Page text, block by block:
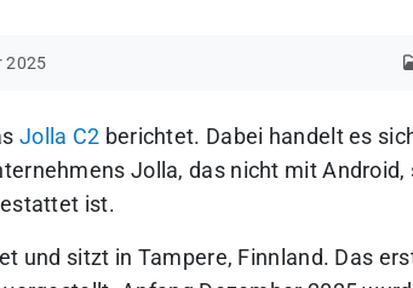
2025
Jolla C2 berichtet. Dabei handelt es
Jolla, das nicht mit Android,
ist.
und sitzt in Tampere, Finnland. Das